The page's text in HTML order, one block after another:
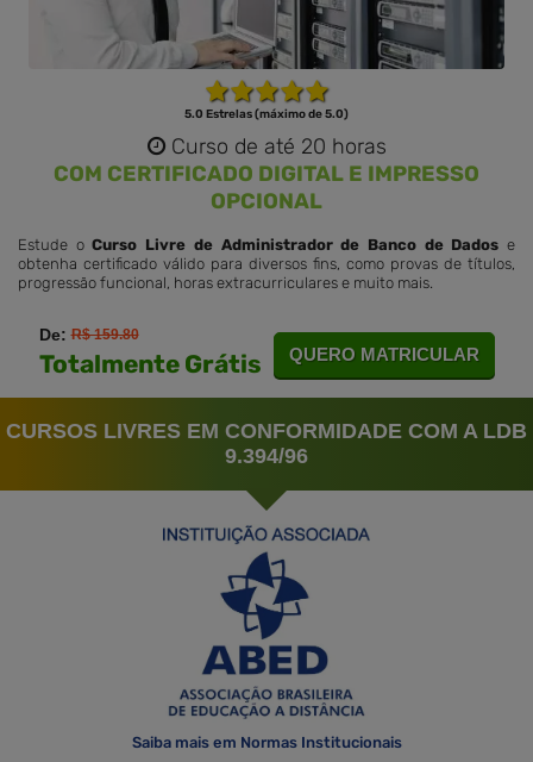
5.0 Estrelas (máximo de 5.0)
Curso de até 20 horas
COM CERTIFICADO DIGITAL E IMPRESSO
OPCIONAL
Estude oCurso Livre de Administrador de Banco de Dados e
obtenha certificado válido para diversos fins, como provas de títulos,
progressão funcional, horas extracurriculares e muito mais.
De:R$ 159.80
Totalmente Grátis QUERO MATRICULAR
CURSOS LIVRES EM CONFORMIDADE COM A LDB
9.394/96
Saiba mais em Normas Institucionais